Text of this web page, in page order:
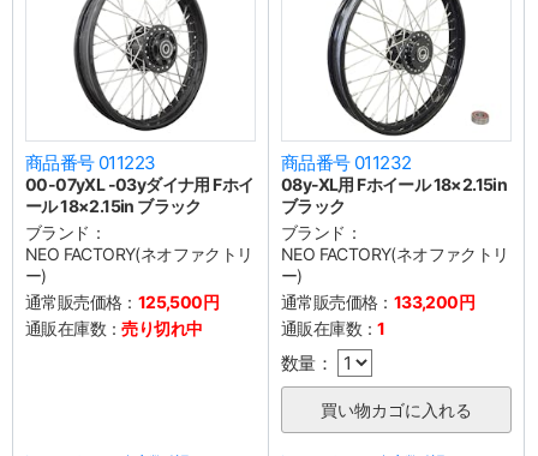
商品番号 011223
00-07yXL -03yダイナ用 Fホイ
ール 18×2.15in ブラック
ブランド：
NEO FACTORY(ネオファクトリ
ー)
通常販売価格： 125,500円
通販在庫数：売り切れ中
商品番号 011232
08y-XL用 Fホイール 18×2.15in
ブラック
ブランド：
NEO FACTORY(ネオファクトリ
ー)
通常販売価格： 133,200円
通販在庫数：1
数量：